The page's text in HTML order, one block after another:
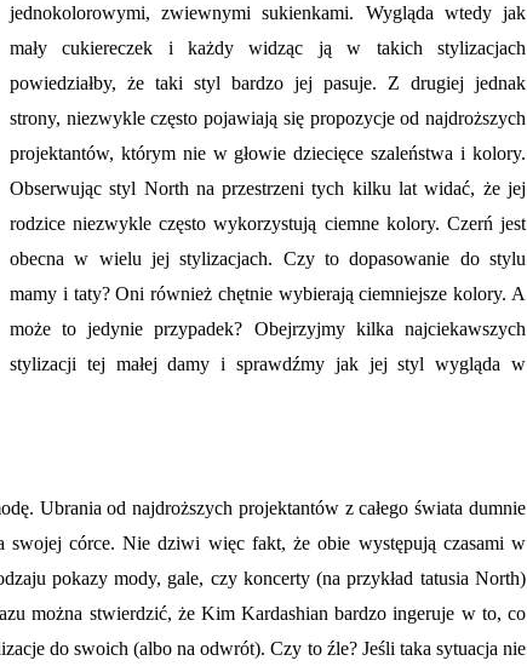
jednokolorowymi, zwiewnymi sukienkami. Wygląda wtedy jak
mały cukiereczek i każdy widząc ją w takich stylizacjach
powiedziałby, że taki styl bardzo jej pasuje. Z drugiej jednak
strony, niezwykle często pojawiają się propozycje od najdroższych
projektantów, którym nie w głowie dziecięce szaleństwa i kolory.
Obserwując styl North na przestrzeni tych kilku lat widać, że jej
rodzice niezwykle często wykorzystują ciemne kolory. Czerń jest
obecna w wielu jej stylizacjach. Czy to dopasowanie do stylu
mamy i taty? Oni również chętnie wybierają ciemniejsze kolory. A
może to jedynie przypadek? Obejrzyjmy kilka najciekawszych
stylizacji tej małej damy i sprawdźmy jak jej styl wygląda w
Ubrania od najdroższych projektantów z całego świata dumnie
swojej córce. Nie dziwi więc fakt, że obie występują czasami w
pokazy mody, gale, czy koncerty (na przykład tatusia North)
można stwierdzić, że Kim Kardashian bardzo ingeruje w to, co
do swoich (albo na odwrót). Czy to źle? Jeśli taka sytuacja nie